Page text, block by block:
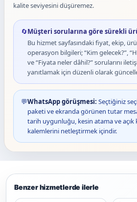
kalite seviyesini düşüremez.
🔄Müşteri sorularına göre sürekli
Bu hizmet sayfasındaki fiyat, ekip,
operasyon bilgileri; “Kim gelecek?”,
ve “Fiyata neler dâhil?” sorularını
yanıtlamak için düzenli olarak
💬WhatsApp görüşmesi: Seçtiğiniz
paketi ve ekranda görünen tutar
tarih uygunluğu, kesin atama ve açık
kalemlerini netleştirmek içindir.
Benzer hizmetlerde ilerle